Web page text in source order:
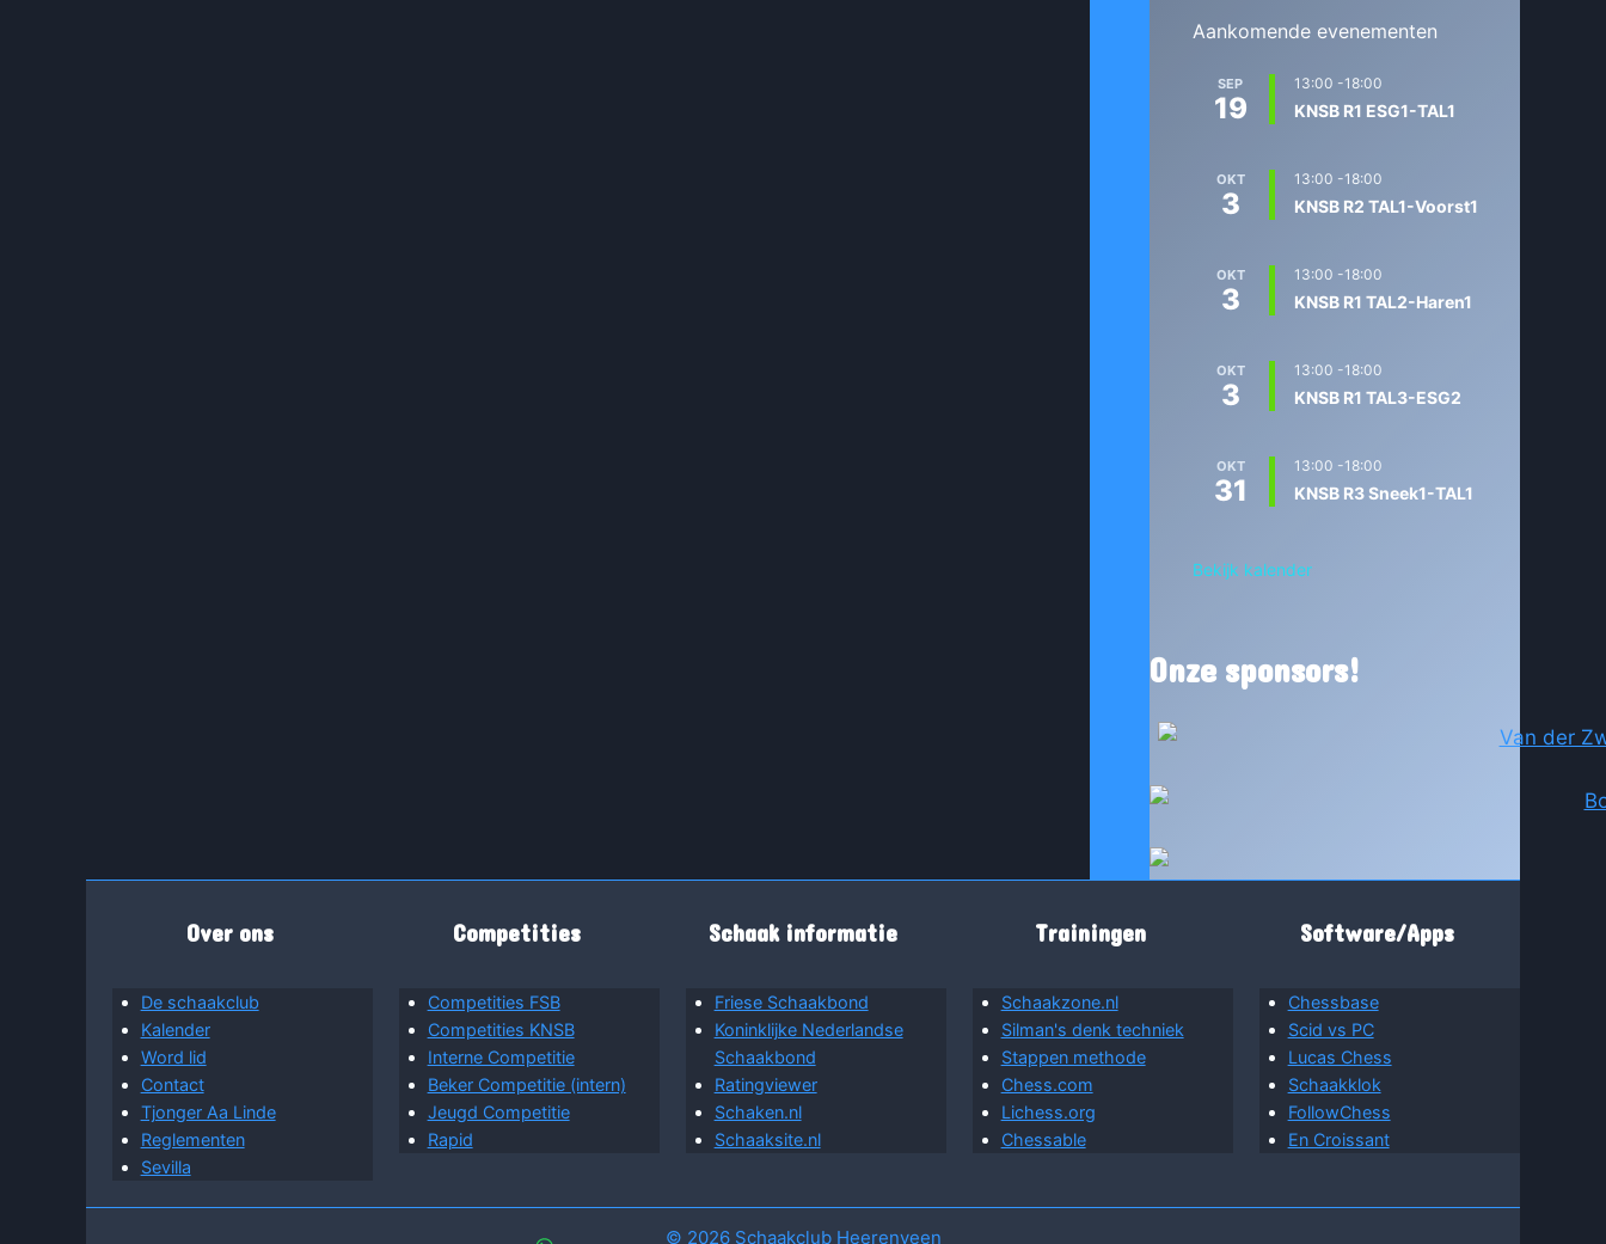
Aankomende evenementen
SEP
19
13:00 -18:00
KNSB R1 ESG1-TAL1
OKT
3
13:00 -18:00
KNSB R2 TAL1-Voorst1
OKT
3
13:00 -18:00
KNSB R1 TAL2-Haren1
OKT
3
13:00 -18:00
KNSB R1 TAL3-ESG2
OKT
31
13:00 -18:00
KNSB R3 Sneek1-TAL1
Bekijk kalender
Onze sponsors!
Over ons
De schaakclub
Kalender
Word lid
Contact
Tjonger Aa Linde
Reglementen
Sevilla
Competities
Competities FSB
Competities KNSB
Interne Competitie
Beker Competitie (intern)
Jeugd Competitie
Rapid
Schaak informatie
Friese Schaakbond
Koninklijke Nederlandse
Schaakbond
Ratingviewer
Schaken.nl
Schaaksite.nl
Trainingen
Schaakzone.nl
Silman's denk techniek
Stappen methode
Chess.com
Lichess.org
Chessable
Software/Apps
Chessbase
Scid vs PC
Lucas Chess
Schaakklok
FollowChess
En Croissant
© 2026 Schaakclub Heerenveen